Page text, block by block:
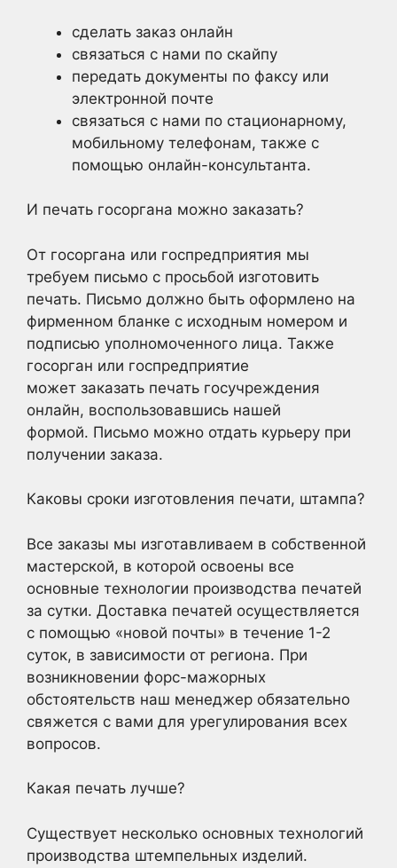
сделать заказ онлайн
связаться с нами по скайпу
передать документы по факсу или
электронной почте
связаться с нами по стационарному,
мобильному телефонам, также с
помощью онлайн-консультанта.
И печать госоргана можно заказать?
От госоргана или госпредприятия мы
требуем письмо с просьбой изготовить
печать. Письмо должно быть оформлено на
фирменном бланке с исходным номером и
подписью уполномоченного лица. Также
госорган или госпредприятие
может заказать печать госучреждения
онлайн, воспользовавшись нашей
формой. Письмо можно отдать курьеру при
получении заказа.
Каковы сроки изготовления печати, штампа?
Все заказы мы изготавливаем в собственной
мастерской, в которой освоены все
основные технологии производства печатей
за сутки. Доставка печатей осуществляется
с помощью «новой почты» в течение 1-2
суток, в зависимости от региона. При
возникновении форс-мажорных
обстоятельств наш менеджер обязательно
свяжется с вами для урегулирования всех
вопросов.
Какая печать лучше?
Существует несколько основных технологий
производства штемпельных изделий.